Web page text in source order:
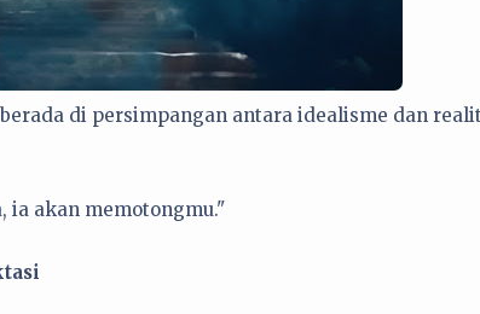
di persimpangan antara idealisme dan
ia akan memotongmu."